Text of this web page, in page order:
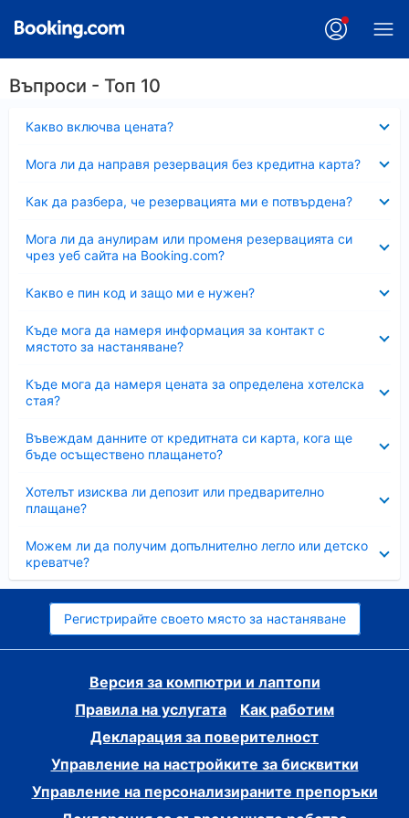
Въпроси - Топ 10
Какво включва цената?
Мога ли да направя резервация без кредитна карта?
Как да разбера, че резервацията ми е потвърдена?
Мога ли да анулирам или променя резервацията си
чрез уеб сайта на Booking.com?
Какво е пин код и защо ми е нужен?
Къде мога да намеря информация за контакт с
мястото за настаняване?
Къде мога да намеря цената за определена хотелска
стая?
Въвеждам данните от кредитната си карта, кога ще
бъде осъществено плащането?
Хотелът изисква ли депозит или предварително
плащане?
Можем ли да получим допълнително легло или детско
креватче?
Регистрирайте своето място за настаняване
Версия за компютри и лаптопи
Правила на услугата
Как работим
Декларация за поверителност
Управление на настройките за бисквитки
Управление на персонализираните препоръки